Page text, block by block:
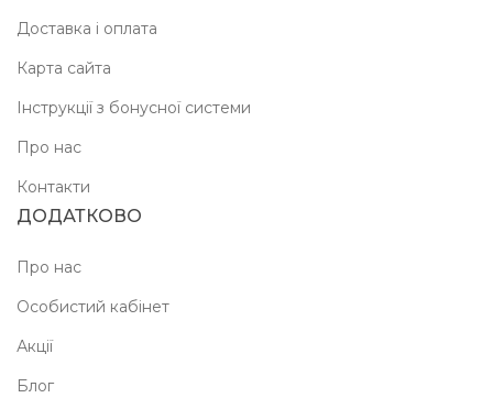
Доставка і оплата
Карта сайта
Інструкції з бонусної системи
Про нас
Контакти
ДОДАТКОВО
Про нас
Особистий кабінет
Акції
Блог